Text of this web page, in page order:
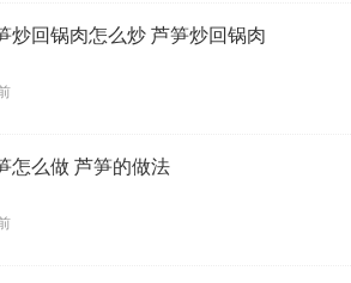
炒回锅肉怎么炒 芦笋炒回锅肉
怎么做 芦笋的做法